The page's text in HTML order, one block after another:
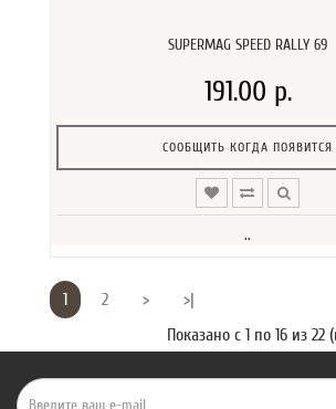
SUPERMAG SPEED RALLY 69
191.00 р.
СООБЩИТЬ КОГДА ПОЯВИТСЯ
..
1 2 >
>|
Показано с 1 по 16 из 22